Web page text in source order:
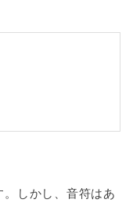
しかし、音符はあ